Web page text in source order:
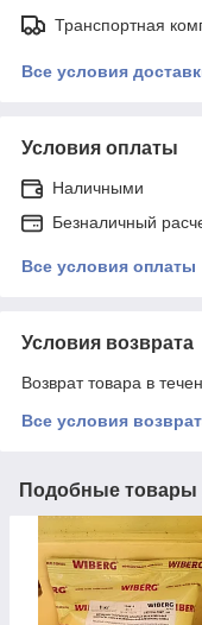
Транспортная
Все условия
Условия оплаты
Наличными
Безналичный
Все условия оплаты
Условия возврата
Возврат товара в
Все условия
Подобные товары